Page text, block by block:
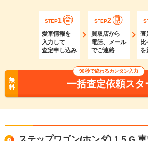
STEP1
愛車情報を
入力して
査定申し込み
STEP2
買取店から
電話、メール
でご連絡
査
比
を
無
料
90秒で終わるカンタン入力
一括査定依頼スタ